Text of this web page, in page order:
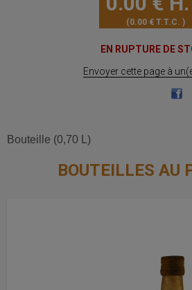
0.00€ T.T.C.
EN RUPTURE DE
Envoyer cette page à
Bouteille (0,70 L)
BOUTEILLES AU